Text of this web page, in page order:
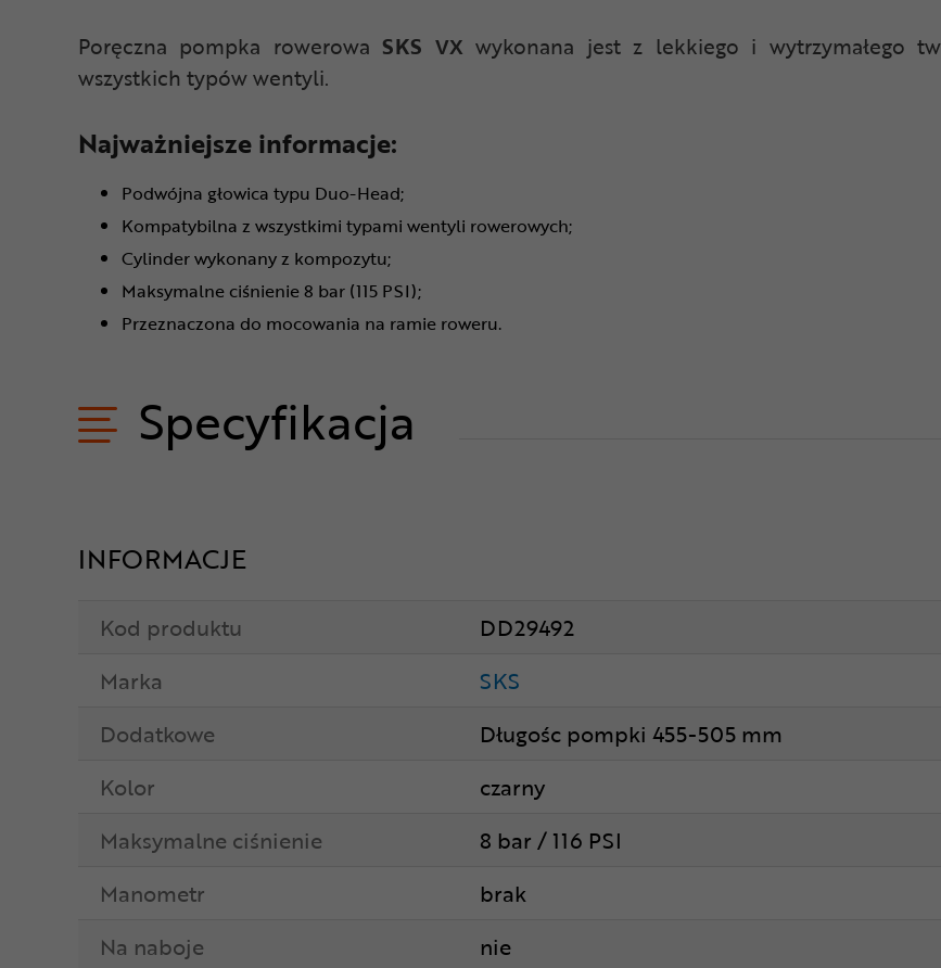
Poręczna pompka rowerowa SKS VXwykonana jest z lekkiego i wytrzymałego
wszystkich typów wentyli.
Najważniejsze informacje:
Podwójna głowica typu Duo-Head;
Kompatybilna z wszystkimi typami wentyli rowerowych;
Cylinder wykonany z kompozytu;
Maksymalne ciśnienie 8 bar (115 PSI);
Przeznaczona do mocowania na ramie roweru.
Specyfikacja
INFORMACJE
Kod produktu
DD29492
Marka
SKS
Dodatkowe
Długośc pompki 455-505 mm
Kolor
czarny
Maksymalne ciśnienie
8 bar / 116 PSI
Manometr
brak
Na naboje
nie